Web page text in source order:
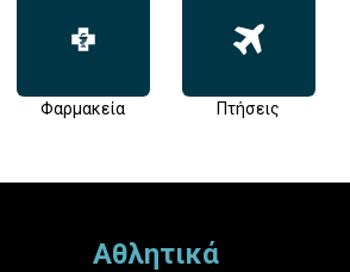
Φαρμακεία Πτήσεις
Αθλητικά